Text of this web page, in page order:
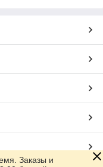
Заказы и